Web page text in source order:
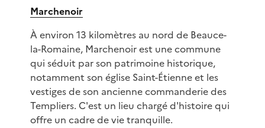
Marchenoir
À environ 13 kilomètres au nord de Beauce-
la-Romaine, Marchenoir est une commune
qui séduit par son patrimoine historique,
notamment son église Saint-Étienne et les
vestiges de son ancienne commanderie des
Templiers. C'est un lieu chargé d'histoire qui
offre un cadre de vie tranquille.